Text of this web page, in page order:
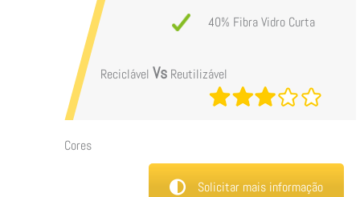
40% Fibra Vidro Curta
Reciclável Vs Reutilizável
Cores
Solicitar mais informação